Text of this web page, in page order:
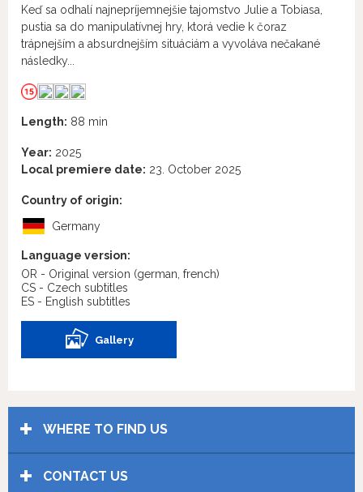
Keď sa odhalí najnepríjemnejšie tajomstvo Julie a Tobiasa,
pustia sa do manipulatívnej hry, ktorá vedie k čoraz
trápnejším a absurdnejším situáciám a vyvoláva nečakané
následky...
Length: 88 min
Year: 2025
Local premiere date: 23. October 2025
Country of origin:
Germany
Language version:
OR - Original version (german, french)
CS - Czech subtitles
ES - English subtitles
Gallery
WHERE TO FIND US
CONTACT US